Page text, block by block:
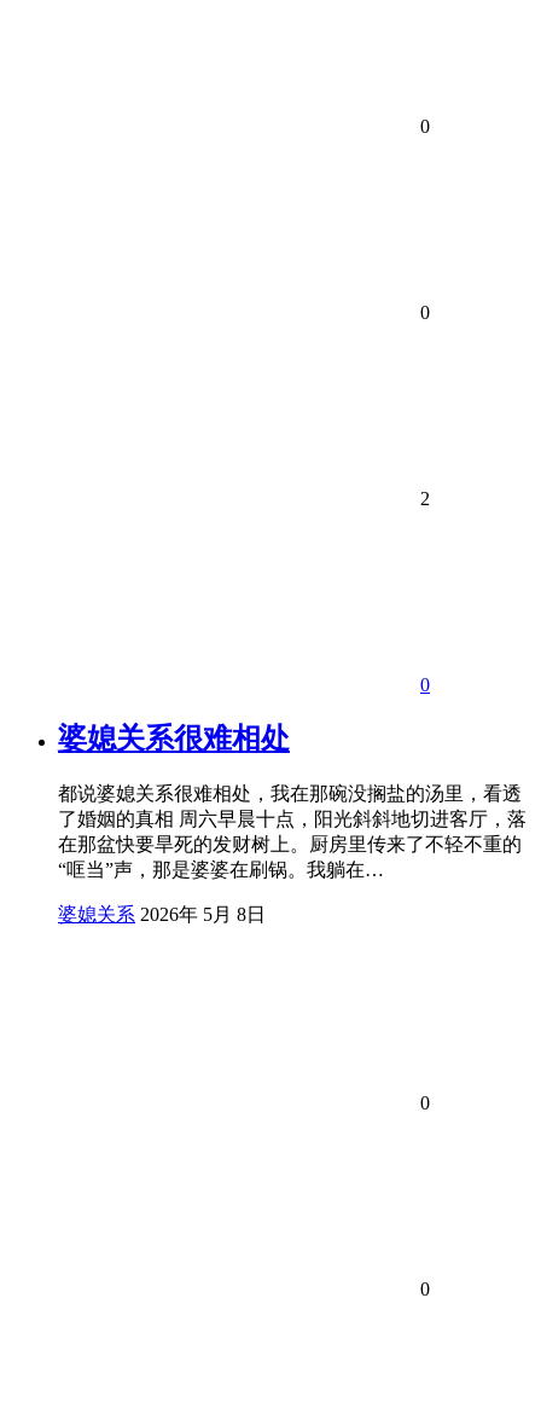
0
0
2
0
婆媳关系很难相处
都说婆媳关系很难相处，我在那碗没搁盐的汤里，看透
了婚姻的真相 周六早晨十点，阳光斜斜地切进客厅，落
在那盆快要旱死的发财树上。厨房里传来了不轻不重的
“哐当”声，那是婆婆在刷锅。我躺在…
婆媳关系 2026年 5月 8日
0
0